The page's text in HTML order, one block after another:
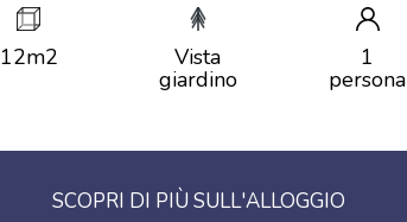
12m2 Vista
giardino
1
persona
SCOPRI DI PIÙ SULL'ALLOGGIO